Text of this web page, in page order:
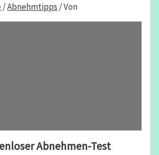
/Abnehmtipps / Von
Abnehmen-Test